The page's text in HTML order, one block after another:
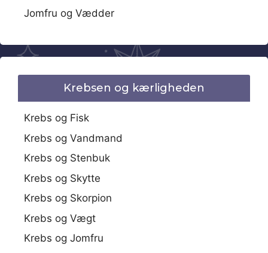
Jomfru og Vædder
Krebsen og kærligheden
Krebs og Fisk
Krebs og Vandmand
Krebs og Stenbuk
Krebs og Skytte
Krebs og Skorpion
Krebs og Vægt
Krebs og Jomfru